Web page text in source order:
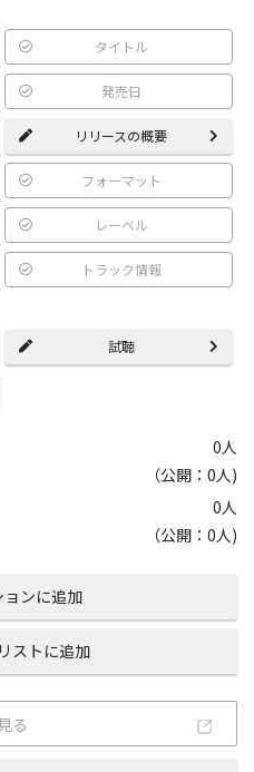
タイトル
発売日
リリースの概要
フォーマット
レーベル
トラック情報
試聴
0人
（公開：0人)
0人
（公開：0人)
ョンに追加
ストに追加
る